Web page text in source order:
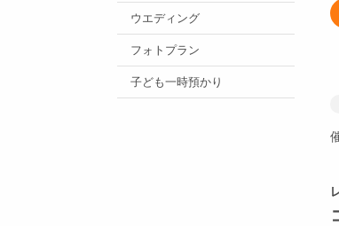
ウエディング
フォトプラン
子ども一時預かり